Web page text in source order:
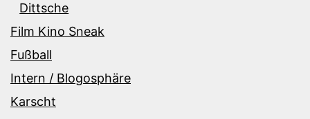
Dittsche
Film Kino Sneak
Fußball
Intern / Blogosphäre
Karscht